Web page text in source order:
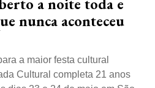
a noite toda e
nunca aconteceu
a maior festa cultural
Cultural completa 21 anos